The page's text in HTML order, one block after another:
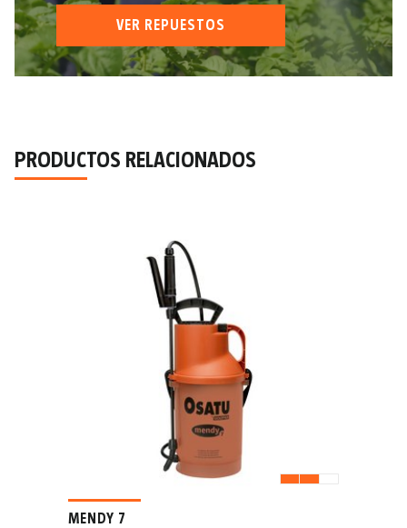
VER REPUESTOS
PRODUCTOS RELACIONADOS
MENDY 7